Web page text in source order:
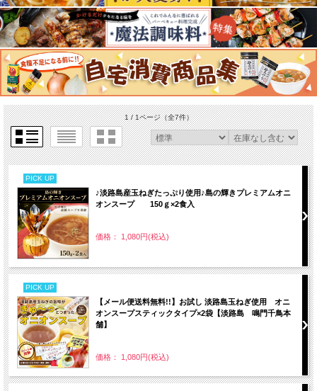
1 / 1ページ（全7件）
PICK UP
♪淡路島産玉ねぎたっぷり使用♪島の輝きプレミアムオニ
オンスープ 150ｇ×2食入
価格： 1,080円(税込)
PICK UP
【メール便送料無料!!】お試し 淡路島玉ねぎ使用 オニ
オンスープスティックタイプ×2袋【淡路島 鳴門千鳥本
舗】
価格： 1,080円(税込)